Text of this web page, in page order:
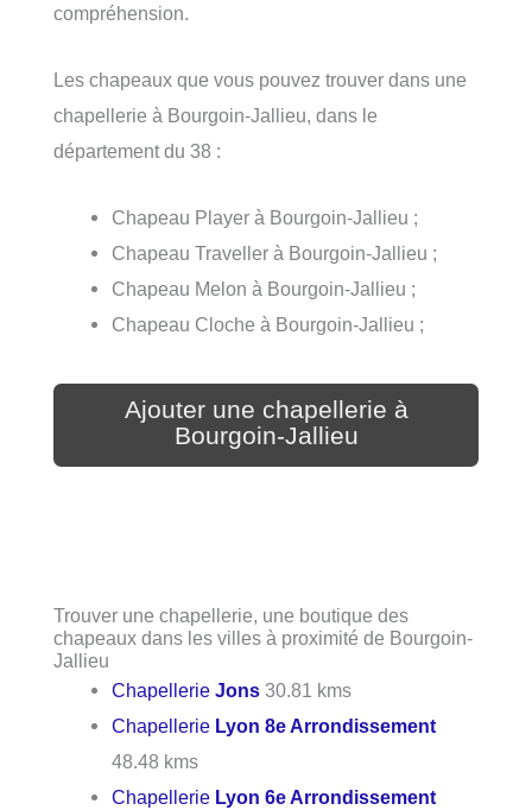
compréhension.
Les chapeaux que vous pouvez trouver dans une
chapellerie à Bourgoin-Jallieu, dans le
département du 38 :
Chapeau Player à Bourgoin-Jallieu ;
Chapeau Traveller à Bourgoin-Jallieu ;
Chapeau Melon à Bourgoin-Jallieu ;
Chapeau Cloche à Bourgoin-Jallieu ;
Ajouter une chapellerie à
Bourgoin-Jallieu
Trouver une chapellerie, une boutique des
chapeaux dans les villes à proximité de Bourgoin-
Jallieu
ChapellerieJons 30.81 kms
Chapellerie Lyon 8e Arrondissement
48.48 kms
Chapellerie Lyon 6e Arrondissement